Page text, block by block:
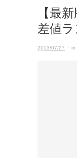
【最
差値
2013/07/27 · in